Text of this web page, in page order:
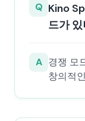
Q Kino
드가
A 경쟁 모
창의적